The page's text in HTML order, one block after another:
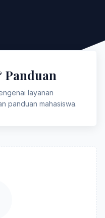
layanan
panduan mahasiswa.